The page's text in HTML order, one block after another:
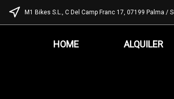
M1 Bikes S.L., C Del Camp Franc 17, 07199 Palma /
HOME ALQUILER